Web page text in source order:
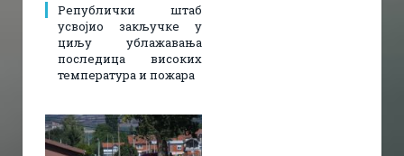
Републички штаб
усвојио закључке у
циљу ублажавања
последица високих
температура и пожара​